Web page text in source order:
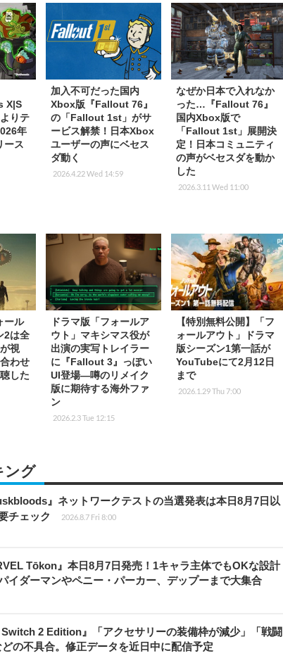
X|S
りテ
年
ース
加入不可だった国内
Xbox版『Fallout 76』
の「Fallout 1st」がサ
ービス解禁！日本Xbox
ユーザーの声にベセス
ダ動く
2026.4.22 Wed 14:59
なぜか日本で入れなか
った…『Fallout 76』
国内Xbox版で
「Fallout 1st」展開決
定！日本コミュニティ
の声がベセスダを動か
した
2026.3.11 Wed 11:00
ール
2は全
視
わせ
した
ドラマ版「フォールア
ウト」マキシマス役が
出演の実写トレイラー
に『Fallout 3』っぽい
UI登場―噂のリメイク
版に期待する海外ファ
ン
2026.2.3 Tue 12:15
【特別無料公開】「フ
ォールアウト」ドラマ
版シーズン1第一話が
YouTubeにて2月12日
まで
2026.1.29 Thu 7:00
ング
』ネットワークテストの当選発表は本日8月7日以
チェック
2026.8.7 Fri 8:00
Tōkon』本日8月7日発売！1キャラ主体でもOKな設計
イダーマンやペニー・パーカー、デップーまで大集合
Switch 2 Edition』「アクセサリーの装備枠が減少」「戦闘
の不具合。修正データを近日中に配信予定